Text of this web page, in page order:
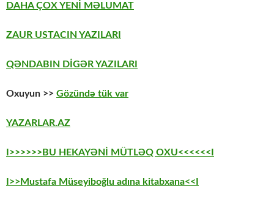
DAHA ÇOX YENİ MƏLUMAT
ZAUR USTACIN YAZILARI
QƏNDABIN DİGƏR YAZILARI
Oxuyun >> Gözündə tük var
YAZARLAR.AZ
I>>>>>>BU HEKAYƏNİ MÜTLƏQ OXU<<<<<<I
I>>Mustafa Müseyiboğlu adına kitabxana<<I